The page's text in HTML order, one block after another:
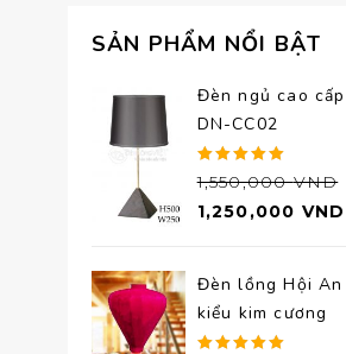
SẢN PHẨM NỔI BẬT
Đèn ngủ cao cấp
DN-CC02
Được xếp
5 sao
1,550,000VND
1,250,000 VND
Đèn lồng Hội An
kiểu kim cương